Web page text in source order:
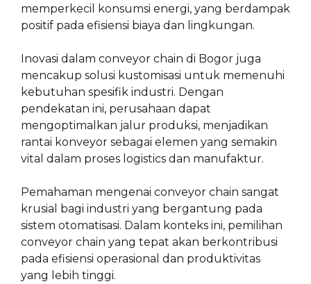
memperkecil konsumsi energi, yang berdampak
positif pada efisiensi biaya dan lingkungan.
Inovasi dalam conveyor chain di Bogor juga
mencakup solusi kustomisasi untuk memenuhi
kebutuhan spesifik industri. Dengan
pendekatan ini, perusahaan dapat
mengoptimalkan jalur produksi, menjadikan
rantai konveyor sebagai elemen yang semakin
vital dalam proses logistics dan manufaktur.
Pemahaman mengenai conveyor chain sangat
krusial bagi industri yang bergantung pada
sistem otomatisasi. Dalam konteks ini, pemilihan
conveyor chain yang tepat akan berkontribusi
pada efisiensi operasional dan produktivitas
yang lebih tinggi.